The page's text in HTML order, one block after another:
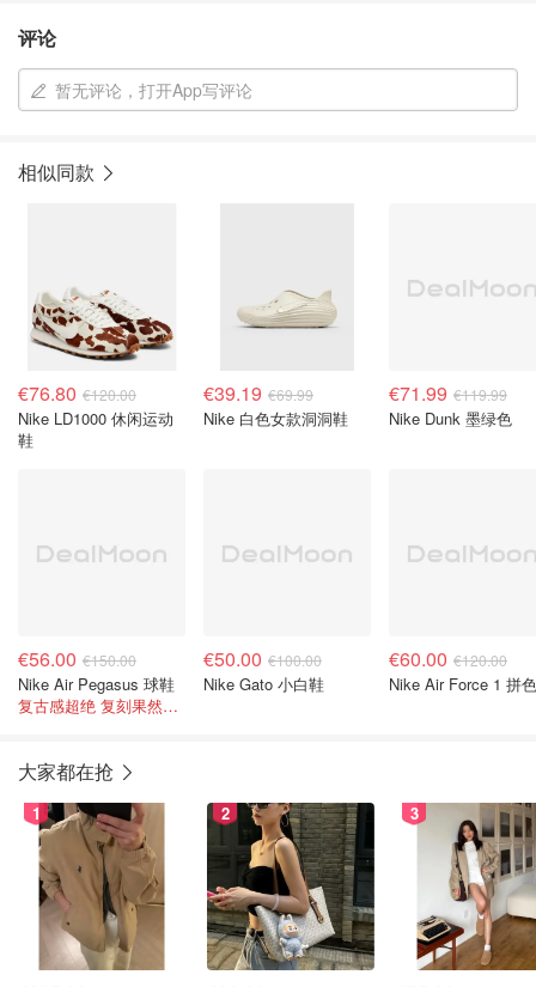
评论
暂无评论，打开App写评论
相似同款
€76.80 €120.00
Nike LD1000 休闲运动
鞋
€39.19 €69.99
Nike 白色女款洞洞鞋
€71.99 €119.99
Nike Dunk 墨绿色
€56.00 €150.00
Nike Air Pegasus 球鞋
复古感超绝 复刻果然有他的道理。。
€50.00 €100.00
Nike Gato 小白鞋
€60.00 €120.00
Nike Air Force 1 拼色
大家都在抢
1 2 3